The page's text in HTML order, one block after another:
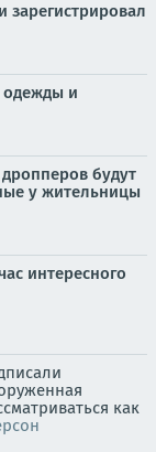
зарегистрировал
одежды и
будут
у жительницы
интересного
как